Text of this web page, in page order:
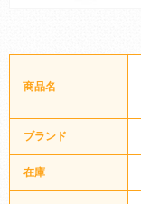
商品名
ブランド
在庫